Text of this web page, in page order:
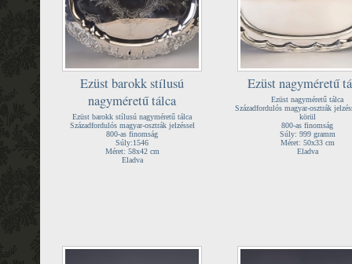
Ezüst barokk stílusú
nagyméretű tálca
Ezüst barokk stílusú nagyméretű tálca
Századfordulós magyar-osztrák jelzéssel
800-as finomság
Súly:1546
Méret: 58x42 cm
Eladva
Ezüst nagyméretű
Ezüst nagyméretű tálca
Századfordulós magyar-osztrák
körül
800-as finomság
Súly: 999 gramm
Méret: 50x33 cm
Eladva